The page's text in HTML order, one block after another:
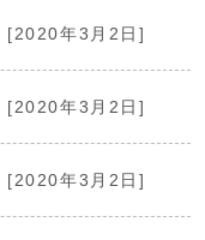
[2020年3月2日]
[2020年3月2日]
[2020年3月2日]